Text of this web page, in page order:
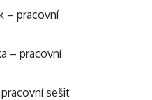
pracovní
pracovní
sešit